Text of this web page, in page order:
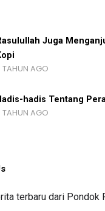
Juga Menganjurkan Minum
TAHUN AGO
hadis Tentang
TAHUN AGO
terbaru dari Pondok